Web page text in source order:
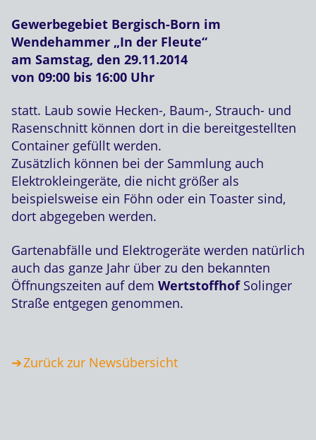
Gewerbegebiet Bergisch-Born im
Wendehammer „In der Fleute“
am Samstag, den 29.11.2014
von 09:00 bis 16:00 Uhr
statt. Laub sowie Hecken-, Baum-, Strauch- und
Rasenschnitt können dort in die bereitgestellten
Container gefüllt werden.
Zusätzlich können bei der Sammlung auch
Elektrokleingeräte, die nicht größer als
beispielsweise ein Föhn oder ein Toaster sind,
dort abgegeben werden.
Gartenabfälle und Elektrogeräte werden natürlich
auch das ganze Jahr über zu den bekannten
Öffnungszeiten auf dem WertstoffhofSolinger
Straße entgegen genommen.
Zurück zur Newsübersicht